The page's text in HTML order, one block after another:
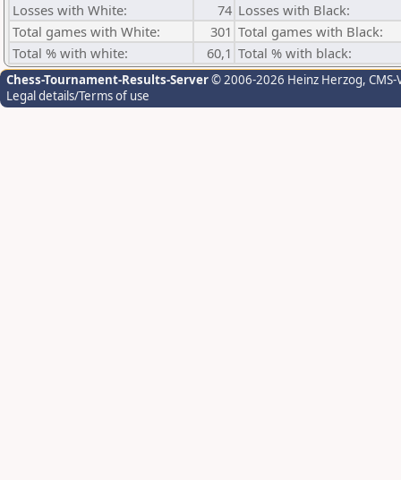
Losses with White:
74 Losses with Black:
Total games with White:
301 Total games with Black:
Total % with white:
60,1 Total % with black:
Chess-Tournament-Results-Server© 2006-2026 Heinz Herzog,
Legal details/Terms of use